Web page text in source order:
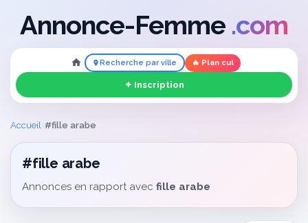
Annonce-Femme .com
Recherche par ville 🔥 Plan cul
✦ Inscription
Accueil #fille arabe
#fille arabe
Annonces en rapport avec fille arabe